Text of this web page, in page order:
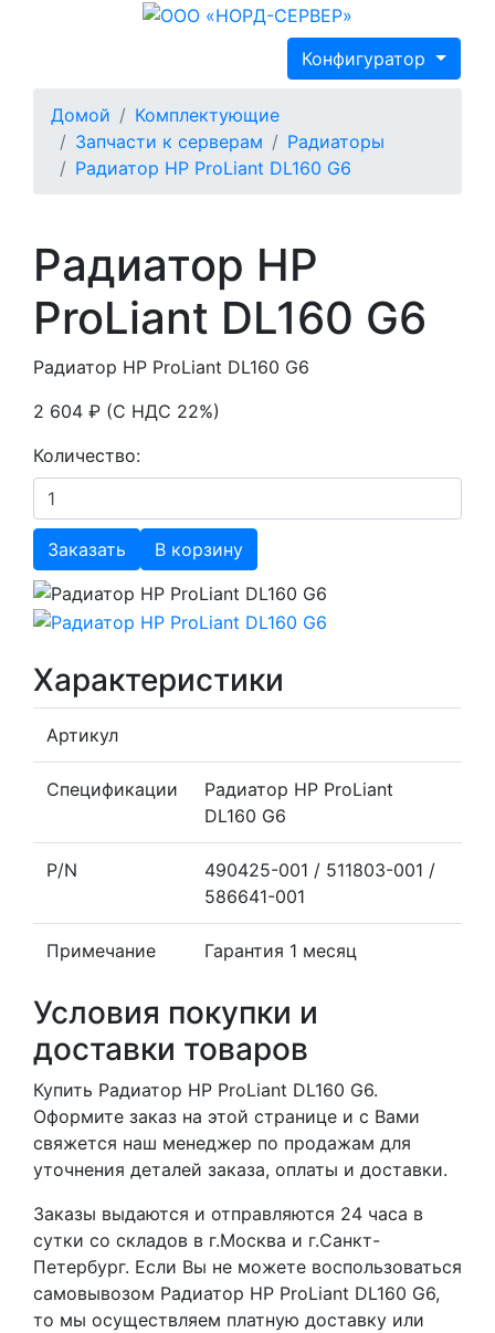
Конфигуратор
Домой
Комплектующие
Запчасти к серверам
Радиаторы
Радиатор HP ProLiant DL160 G6
Радиатор HP
ProLiant DL160 G6
Радиатор HP ProLiant DL160 G6
2 604 ₽ (С НДС 22%)
Количество:
Заказать В корзину
Характеристики
Артикул
Спецификации
Радиатор HP ProLiant
DL160 G6
P/N
490425-001 / 511803-001 /
586641-001
Примечание Гарантия 1 месяц
Условия покупки и
доставки товаров
Купить Радиатор HP ProLiant DL160 G6.
Оформите заказ на этой странице и с Вами
свяжется наш менеджер по продажам для
уточнения деталей заказа, оплаты и доставки.
Заказы выдаются и отправляются 24 часа в
сутки со складов в г.Москва и г.Санкт-
Петербург. Если Вы не можете воспользоваться
самовывозом Радиатор HP ProLiant DL160 G6,
то мы осуществляем платную доставку или